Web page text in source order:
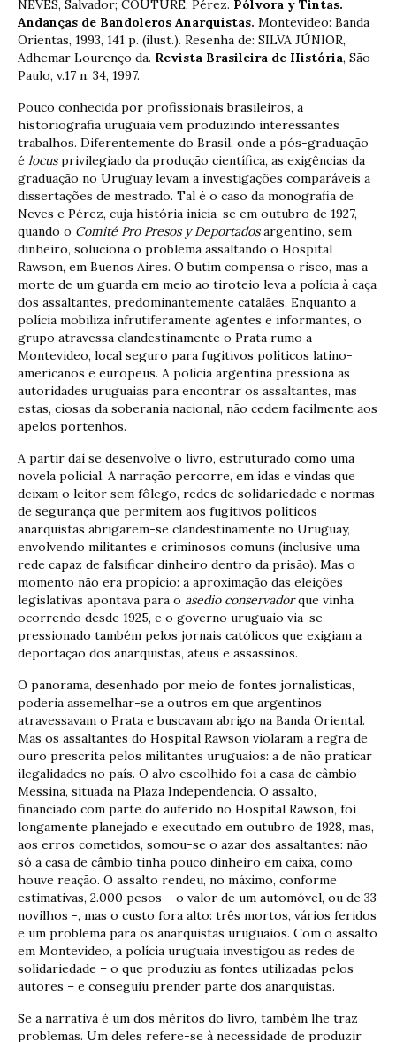
NEVES, Salvador; COUTURE, Pérez. Pólvora y Tintas.
Andanças de Bandoleros Anarquistas. Montevideo: Banda
Orientas, 1993, 141 p. (ilust.). Resenha de: SILVA JÚNIOR,
Adhemar Lourenço da. Revista Brasileira de História, São
Paulo, v.17 n. 34, 1997.
Pouco conhecida por profissionais brasileiros, a
historiografia uruguaia vem produzindo interessantes
trabalhos. Diferentemente do Brasil, onde a pós-graduação
é locusprivilegiado da produção científica, as exigências da
graduação no Uruguay levam a investigações comparáveis a
dissertações de mestrado. Tal é o caso da monografia de
Neves e Pérez, cuja história inicia-se em outubro de 1927,
quando o Comité Pro Presos y Deportadosargentino, sem
dinheiro, soluciona o problema assaltando o Hospital
Rawson, em Buenos Aires. O butim compensa o risco, mas a
morte de um guarda em meio ao tiroteio leva a polícia à caça
dos assaltantes, predominantemente catalães. Enquanto a
polícia mobiliza infrutiferamente agentes e informantes, o
grupo atravessa clandestinamente o Prata rumo a
Montevideo, local seguro para fugitivos políticos latino-
americanos e europeus. A polícia argentina pressiona as
autoridades uruguaias para encontrar os assaltantes, mas
estas, ciosas da soberania nacional, não cedem facilmente aos
apelos portenhos.
A partir daí se desenvolve o livro, estruturado como uma
novela policial. A narração percorre, em idas e vindas que
deixam o leitor sem fôlego, redes de solidariedade e normas
de segurança que permitem aos fugitivos políticos
anarquistas abrigarem-se clandestinamente no Uruguay,
envolvendo militantes e criminosos comuns (inclusive uma
rede capaz de falsificar dinheiro dentro da prisão). Mas o
momento não era propício: a aproximação das eleições
legislativas apontava para o asedio conservadorque vinha
ocorrendo desde 1925, e o governo uruguaio via-se
pressionado também pelos jornais católicos que exigiam a
deportação dos anarquistas, ateus e assassinos.
O panorama, desenhado por meio de fontes jornalísticas,
poderia assemelhar-se a outros em que argentinos
atravessavam o Prata e buscavam abrigo na Banda Oriental.
Mas os assaltantes do Hospital Rawson violaram a regra de
ouro prescrita pelos militantes uruguaios: a de não praticar
ilegalidades no país. O alvo escolhido foi a casa de câmbio
Messina, situada na Plaza Independencia. O assalto,
financiado com parte do auferido no Hospital Rawson, foi
longamente planejado e executado em outubro de 1928, mas,
aos erros cometidos, somou-se o azar dos assaltantes: não
só a casa de câmbio tinha pouco dinheiro em caixa, como
houve reação. O assalto rendeu, no máximo, conforme
estimativas, 2.000 pesos – o valor de um automóvel, ou de 33
novilhos -, mas o custo fora alto: três mortos, vários feridos
e um problema para os anarquistas uruguaios. Com o assalto
em Montevideo, a polícia uruguaia investigou as redes de
solidariedade – o que produziu as fontes utilizadas pelos
autores – e conseguiu prender parte dos anarquistas.
Se a narrativa é um dos méritos do livro, também lhe traz
problemas. Um deles refere-se à necessidade de produzir